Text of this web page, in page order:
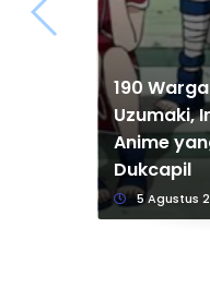
190
Uzumaki,
Anime
Dukcapil
5 Agustus